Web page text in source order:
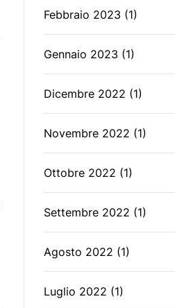
Febbraio 2023 (1)
Gennaio 2023 (1)
Dicembre 2022 (1)
Novembre 2022 (1)
Ottobre 2022 (1)
Settembre 2022 (1)
Agosto 2022 (1)
Luglio 2022 (1)